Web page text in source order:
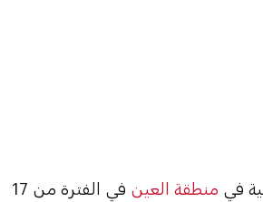
في منطقة العين
في الفترة من 17